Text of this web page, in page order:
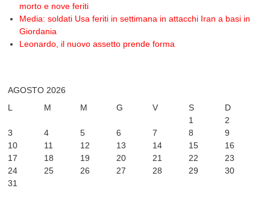
morto e nove feriti
Media: soldati Usa feriti in settimana in attacchi Iran a basi in
Giordania
Leonardo, il nuovo assetto prende forma
AGOSTO 2026
L
M M G V S
D
1
2
3
4 5 6 7 8
9
10
11 12 13 14 15
16
17
18 19 20 21 22
23
24
25 26 27 28 29
30
31